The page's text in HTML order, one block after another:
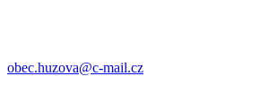
obec.huzova@c-mail.cz